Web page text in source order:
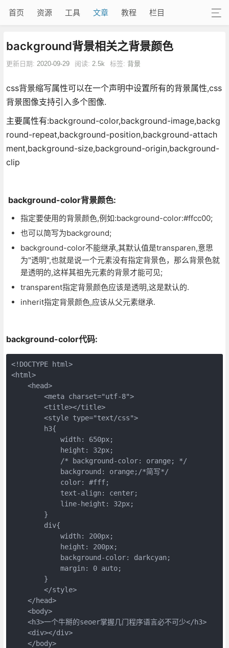
首页 资源 工具 文章 教程 栏目
background背景相关之背景颜色
更新日期: 2020-09-29 阅读: 2.5k 标签: 背景
css背景缩写属性可以在一个声明中设置所有的背景属性,css
背景图像支持引入多个图像.
主要属性有:background-color,background-image,backg
round-repeat,background-position,background-attach
ment,background-size,background-origin,background-
clip
background-color背景颜色:
指定要使用的背景颜色,例如:background-color:#ffcc00;
也可以简写为background;
background-color不能继承,其默认值是transparen,意思
为"透明",也就是说一个元素没有指定背景色，那么背景色就
是透明的,这样其祖先元素的背景才能可见;
transparent指定背景颜色应该是透明,这是默认的.
inherit指定背景颜色,应该从父元素继承.
background-color代码:
<!DOCTYPE html>
<html>
    <head>
        <meta charset="utf-8">
        <title></title>
        <style type="text/css">
        h3{
            width: 650px;
            height: 32px;
            /* background-color: orange; */
            background: orange;/*简写*/
            color: #fff;
            text-align: center;
            line-height: 32px;
        }
        div{
            width: 200px;
            height: 200px;
            background-color: darkcyan;
            margin: 0 auto;
        }
        </style>
    </head>
    <body>
    <h3>一个牛掰的seoer掌握几门程序语言必不可少</h3>
    <div></div>
    </body>